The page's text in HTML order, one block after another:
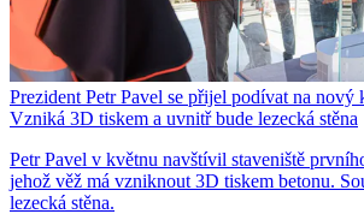
Prezident Petr Pavel se přijel podívat na nový
Vzniká 3D tiskem a uvnitř bude lezecká stěna
Petr Pavel v květnu navštívil staveniště
jehož věž má vzniknout 3D tiskem betonu.
lezecká stěna.